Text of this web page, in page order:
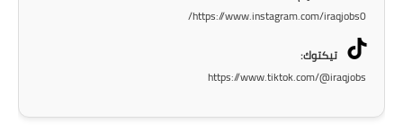
https://www.instagram.com/iraqjobs0/
تيكتوك:
https://www.tiktok.com/@iraqjobs